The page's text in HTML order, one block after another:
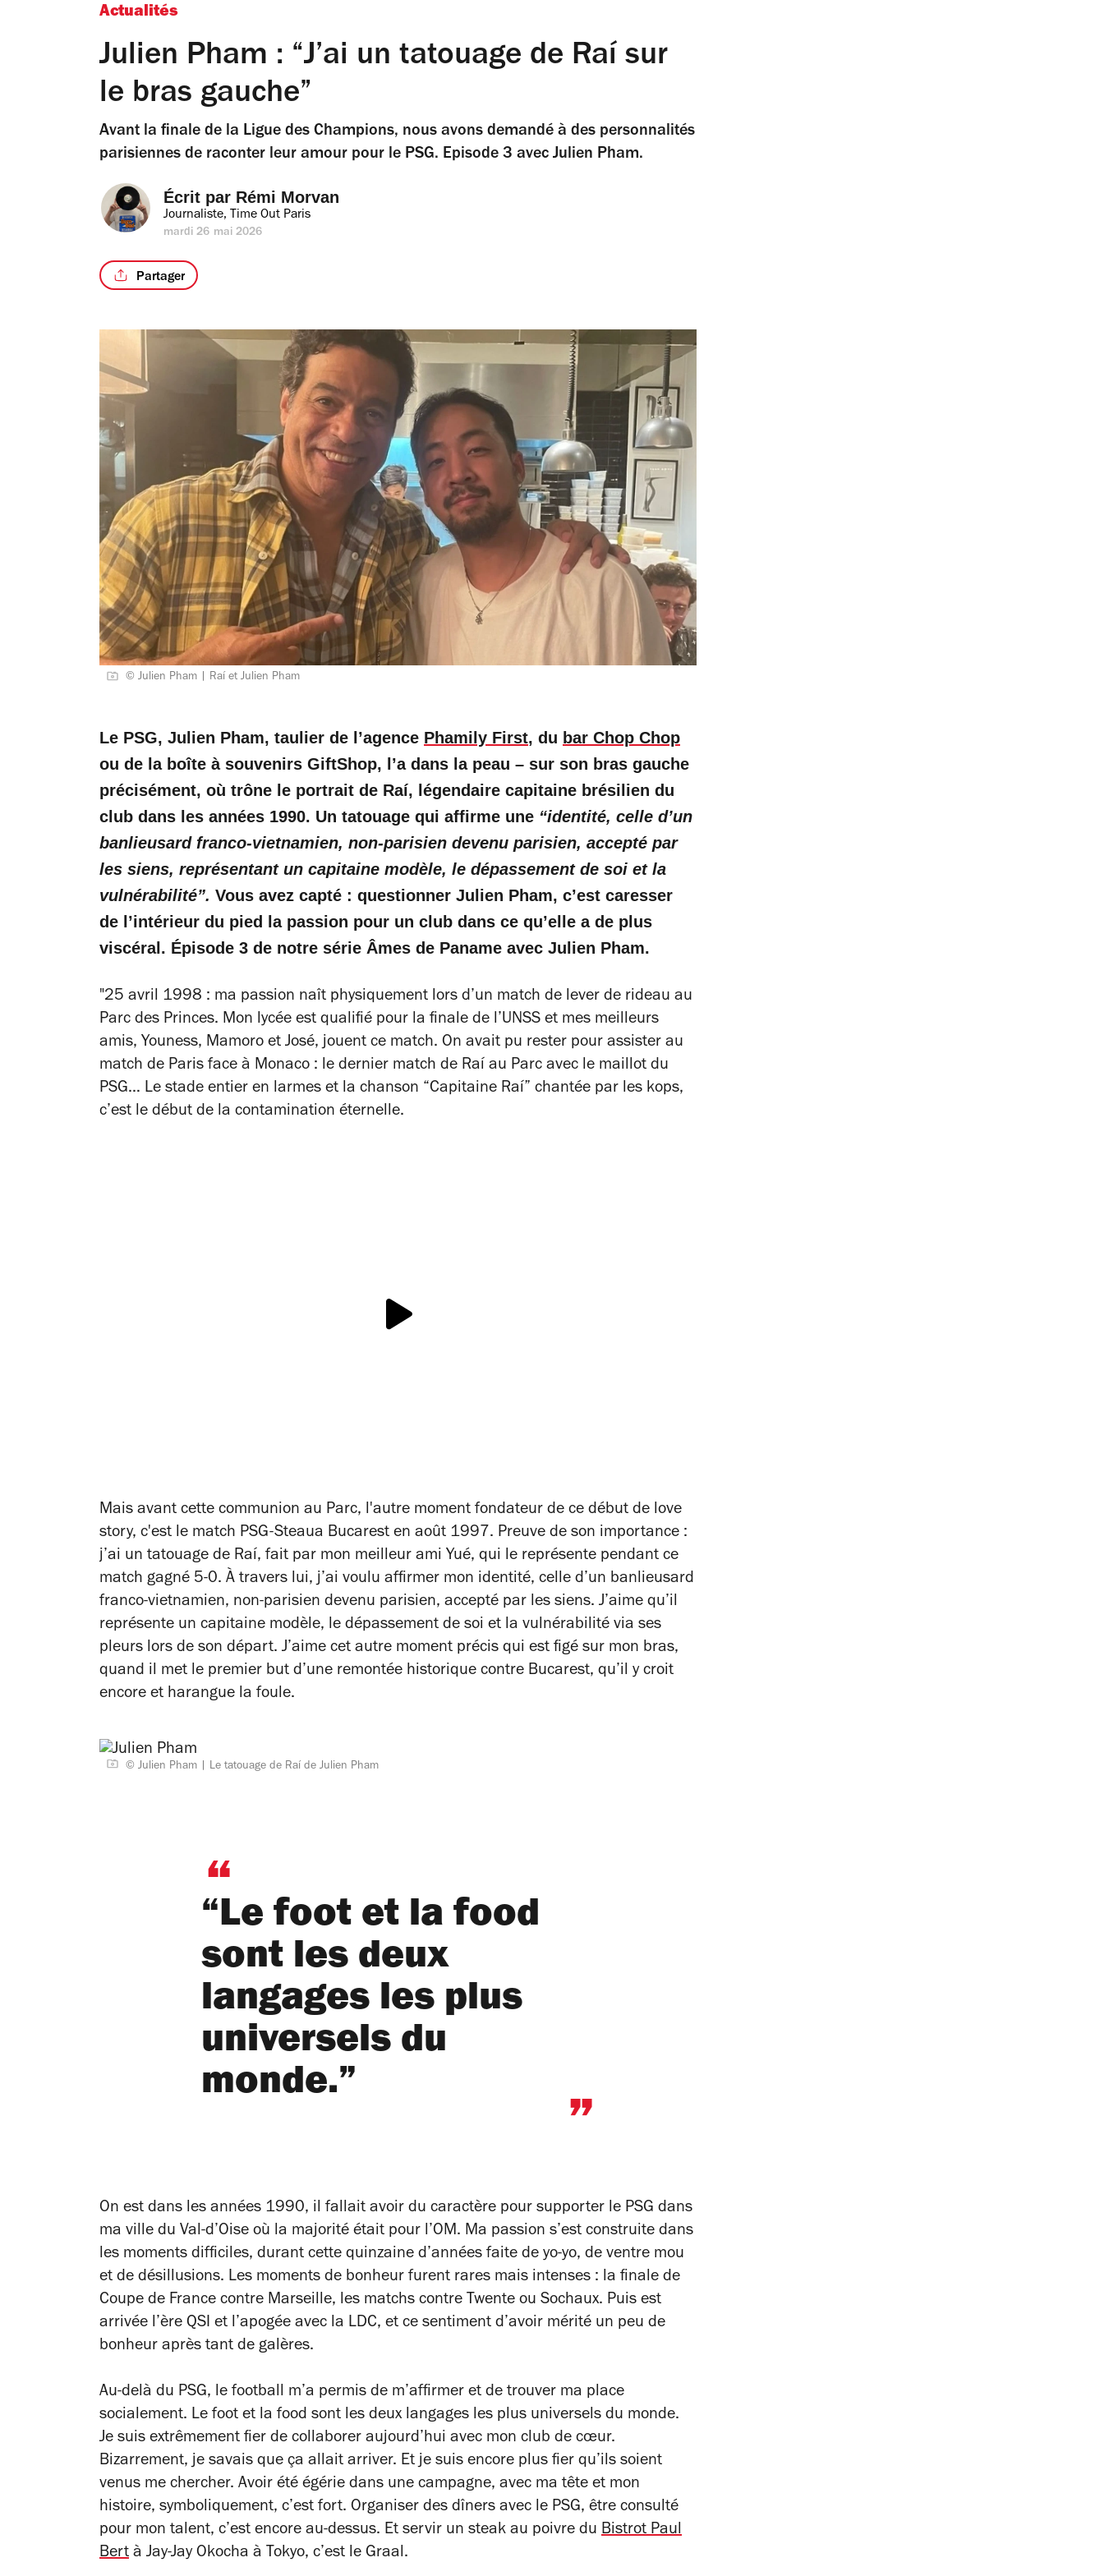
Actualités
Julien Pham : “J’ai un tatouage de Raí sur
le bras gauche”
Avant la finale de la Ligue des Champions, nous avons demandé à des personnalités
parisiennes de raconter leur amour pour le PSG. Episode 3 avec Julien Pham.
Écrit par Rémi Morvan
Journaliste, Time Out Paris
mardi 26 mai 2026
Partager
© Julien Pham | Raí et Julien Pham
Le PSG, Julien Pham, taulier de l’agence Phamily First, du bar Chop Chop
ou de la boîte à souvenirs GiftShop, l’a dans la peau – sur son bras gauche
précisément, où trône le portrait de Raí, légendaire capitaine brésilien du
club dans les années 1990. Un tatouage qui affirme une “identité, celle d’un
banlieusard franco-vietnamien, non-parisien devenu parisien, accepté par
les siens, représentant un capitaine modèle, le dépassement de soi et la
vulnérabilité”. Vous avez capté : questionner Julien Pham, c’est caresser
de l’intérieur du pied la passion pour un club dans ce qu’elle a de plus
viscéral. Épisode 3 de notre série Âmes de Paname avec Julien Pham.
"25 avril 1998 : ma passion naît physiquement lors d’un match de lever de rideau au
Parc des Princes. Mon lycée est qualifié pour la finale de l’UNSS et mes meilleurs
amis, Youness, Mamoro et José, jouent ce match. On avait pu rester pour assister au
match de Paris face à Monaco : le dernier match de Raí au Parc avec le maillot du
PSG… Le stade entier en larmes et la chanson “Capitaine Raí” chantée par les kops,
c’est le début de la contamination éternelle.
Mais avant cette communion au Parc, l'autre moment fondateur de ce début de love
story, c'est le match PSG-Steaua Bucarest en août 1997. Preuve de son importance :
j’ai un tatouage de Raí, fait par mon meilleur ami Yué, qui le représente pendant ce
match gagné 5-0. À travers lui, j’ai voulu affirmer mon identité, celle d’un banlieusard
franco-vietnamien, non-parisien devenu parisien, accepté par les siens. J’aime qu’il
représente un capitaine modèle, le dépassement de soi et la vulnérabilité via ses
pleurs lors de son départ. J’aime cet autre moment précis qui est figé sur mon bras,
quand il met le premier but d’une remontée historique contre Bucarest, qu’il y croit
encore et harangue la foule.
© Julien Pham Le tatouage de Raí de Julien Pham
“Le foot et la food
sont les deux
langages les plus
universels du
monde.”
On est dans les années 1990, il fallait avoir du caractère pour supporter le PSG dans
ma ville du Val-d’Oise où la majorité était pour l’OM. Ma passion s’est construite dans
les moments difficiles, durant cette quinzaine d’années faite de yo-yo, de ventre mou
et de désillusions. Les moments de bonheur furent rares mais intenses : la finale de
Coupe de France contre Marseille, les matchs contre Twente ou Sochaux. Puis est
arrivée l’ère QSI et l’apogée avec la LDC, et ce sentiment d’avoir mérité un peu de
bonheur après tant de galères.
Au-delà du PSG, le football m’a permis de m’affirmer et de trouver ma place
socialement. Le foot et la food sont les deux langages les plus universels du monde.
Je suis extrêmement fier de collaborer aujourd’hui avec mon club de cœur.
Bizarrement, je savais que ça allait arriver. Et je suis encore plus fier qu’ils soient
venus me chercher. Avoir été égérie dans une campagne, avec ma tête et mon
histoire, symboliquement, c’est fort. Organiser des dîners avec le PSG, être consulté
pour mon talent, c’est encore au-dessus. Et servir un steak au poivre du Bistrot Paul
Bert à Jay-Jay Okocha à Tokyo, c’est le Graal.